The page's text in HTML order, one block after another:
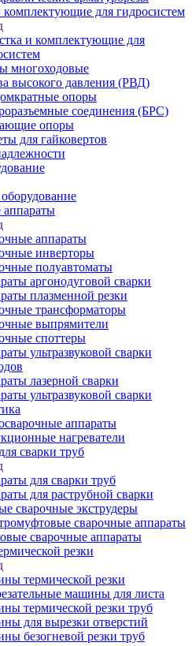
комплектующие для гидросистем
и комплектующие для
многоходовые
высокого давления (РВД)
опоры
соединения (БРС)
опоры
для гайковертов
аппараты
инверторы
полуавтоматы
аргонодуговой сварки
плазменной резки
трансформаторы
выпрямители
споттеры
ультразвуковой сварки
лазерной сварки
ультразвуковой сварки
аппараты
нагреватели
сварки труб
для сварки труб
для раструбной сварки
сварочные экструдеры
сварочные аппараты
сварочные аппараты
резки
термической резки
машины для листа
термической резки труб
для вырезки отверстий
безогневой резки труб